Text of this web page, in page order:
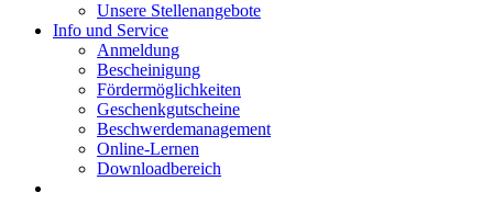
Unsere Stellenangebote
Info und Service
Anmeldung
Bescheinigung
Fördermöglichkeiten
Geschenkgutscheine
Beschwerdemanagement
Online-Lernen
Downloadbereich